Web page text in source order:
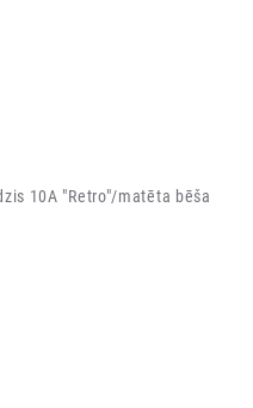
10A "Retro"/matēta bēša